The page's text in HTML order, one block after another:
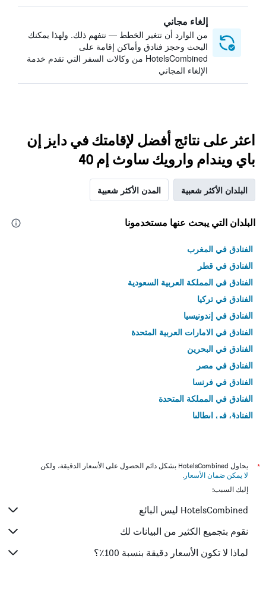
إلغاء مجاني
من الوارد أن تتغير الخطط — نتفهم ذلك. ولهذا يمكنك
البحث وحجز فنادق وأماكن إقامة على
HotelsCombined من وكالات السفر التي تقدم خدمة
الإلغاء المجاني
اعثر على نتائج أفضل لإقامتك في دايز إن
باي ويندام وارويك ساوث إم 40
البلدان الأكثر شعبية المدن الأكثر شعبية
البلدان التي يبحث عنها مستخدمونا
الفنادق في المغرب
الفنادق في قطر
الفنادق في المملكة العربية السعودية
الفنادق في تركيا
الفنادق في إندونيسيا
الفنادق في الامارات العربية المتحدة
الفنادق في البحرين
الفنادق في مصر
الفنادق في فرنسا
الفنادق في المملكة المتحدة
الفنادق في إيطاليا
*
يحاول HotelsCombined بشكل دائم الحصول على الأسعار الدقيقة، ولكن
لا يمكن ضمان الأسعار .
إليك السبب:
HotelsCombined ليس البائع
نقوم بتجميع الكثير من البيانات لك
لماذا لا تكون الأسعار دقيقة بنسبة 100٪؟